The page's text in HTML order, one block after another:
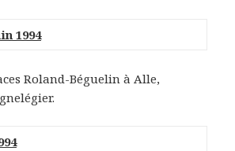
1994
Roland-Béguelin à Alle,